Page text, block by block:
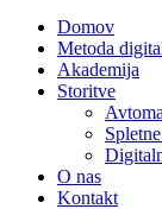
Domov
Metoda
Akademija
Storitve
O nas
Kontakt